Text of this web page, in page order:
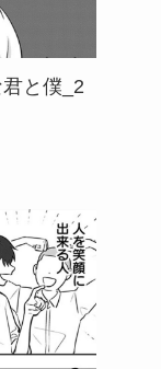
と僕_2